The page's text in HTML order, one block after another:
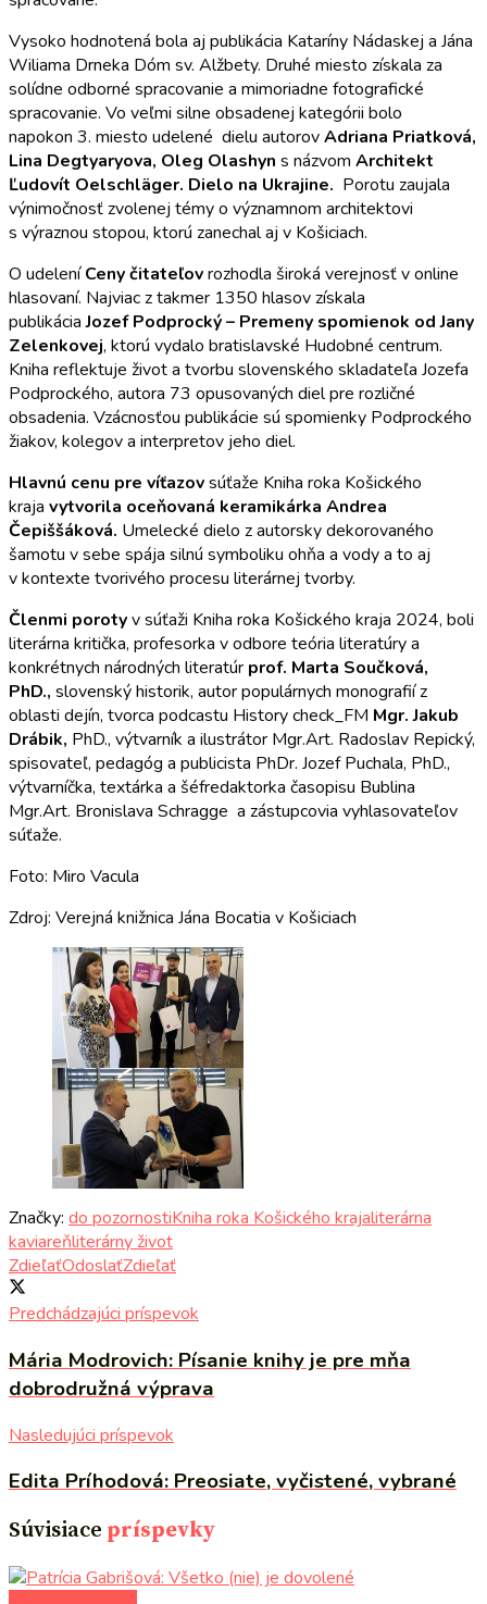
Vysoko hodnotená bola aj publikácia Kataríny Nádaskej a Jána
Wiliama Drneka Dóm sv. Alžbety. Druhé miesto získala za
solídne odborné spracovanie a mimoriadne fotografické
spracovanie. Vo veľmi silne obsadenej kategórii bolo
napokon 3. miesto udelené dielu autorovAdriana Priatková,
Lina Degtyaryova, Oleg Olashyn s názvom Architekt
Ľudovít Oelschläger. Dielo na Ukrajine. Porotu zaujala
výnimočnosť zvolenej témy o významnom architektovi
s výraznou stopou, ktorú zanechal aj v Košiciach.
O udeleníCeny čitateľovrozhodla široká verejnosť v online
hlasovaní. Najviac z takmer 1350 hlasov získala
publikáciaJozef Podprocký – Premeny spomienok od Jany
Zelenkovej, ktorú vydalo bratislavské Hudobné centrum.
Kniha reflektuje život a tvorbu slovenského skladateľa Jozefa
Podprockého, autora 73 opusovaných diel pre rozličné
obsadenia. Vzácnosťou publikácie sú spomienky Podprockého
žiakov, kolegov a interpretov jeho diel.
Hlavnú cenu pre víťazovsúťaže Kniha roka Košického
kraja vytvorila oceňovaná keramikárka Andrea
Čepiššáková. Umelecké dielo z autorsky dekorovaného
šamotu v sebe spája silnú symboliku ohňa a vody a to aj
v kontexte tvorivého procesu literárnej tvorby.
Členmi porotyv súťaži Kniha roka Košického kraja 2024, boli
literárna kritička, profesorka v odbore teória literatúry a
konkrétnych národných literatúr prof. Marta Součková,
PhD., slovenský historik, autor populárnych monografií z
oblasti dejín, tvorca podcastu History check_FM Mgr. Jakub
Drábik, PhD., výtvarník a ilustrátor Mgr.Art. Radoslav Repický,
spisovateľ, pedagóg a publicista PhDr. Jozef Puchala, PhD.,
výtvarníčka, textárka a šéfredaktorka časopisu Bublina
Mgr.Art. Bronislava Schragge a zástupcovia vyhlasovateľov
súťaže.
Foto: Miro Vacula
Zdroj: Verejná knižnica Jána Bocatia v Košiciach
Značky: do pozornostiKniha roka Košického krajaliterárna
kaviareňliterárny život
ZdieľaťOdoslaťZdieľať
Predchádzajúci príspevok
Mária Modrovich: Písanie knihy je pre mňa
dobrodružná výprava
Nasledujúci príspevok
Edita Príhodová: Preosiate, vyčistené, vybrané
Súvisiace príspevky